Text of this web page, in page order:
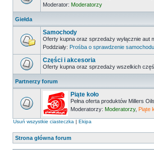
Moderator: Moderatorzy
Giełda
Samochody
Oferty kupna oraz sprzedaży wyłącznie aut
Poddziały: Prośba o sprawdzenie samochodu
Części i akcesoria
Oferty kupna oraz sprzedaży wszelkich
Partnerzy forum
Piąte koło
Pełna oferta produktów Millers
Moderatorzy: Moderatorzy, Piąte
Usuń wszystkie ciasteczka | Ekipa
Strona główna forum